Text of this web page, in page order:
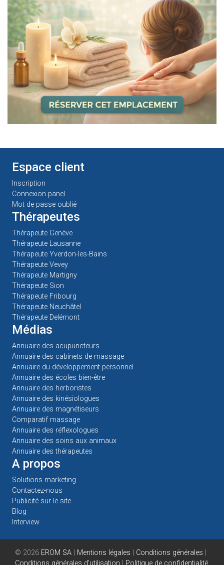
Espace client
Inscription
Connexion panel
Mot de passe oublié
Thérapeutes
Thérapeute Genève
Thérapeute Lausanne
Thérapeute Yverdon-les-Bains
Thérapeute Vevey
Thérapeute Martigny
Thérapeute Sion
Thérapeute Fribourg
Thérapeute Neuchâtel
Thérapeute Delémont
Médias
Annuaire des acupuncteurs
Annuaire des cabinets de massage
Annuaire du développement personnel
Annuaire des écoles bien-être
Annuaire des herboristes
Annuaire des kinésiologues
Annuaire des magnétiseurs
Comparatif massage
Annuaire des réflexologues
Annuaire des soins aux animaux
Annuaire des thérapeutes
A propos
Solutions marketing
Contactez-nous
Publicité sur le site
Blog
Interview
© 2026 EROM SA Mentions légales Conditions générales